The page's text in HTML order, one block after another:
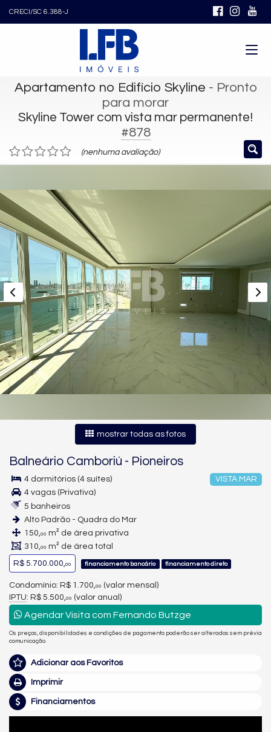
CRECI/SC 6.388-J
Apartamento no Edifício Skyline - Pronto
para morar
Skyline Tower com vista mar permanente!
#878
(nenhuma avaliação)
mostrar todas as fotos
Balneário Camboriú - Pioneiros
VISTA MAR
4 dormitórios (4 suítes)
4 vagas (Privativa)
5 banheiros
Alto Padrão - Quadra do Mar
150,00 m² de área privativa
310,00 m² de área total
R$ 5.700.000,00 financiamento bancário financiamento direto
Condomínio: R$ 1.700, 00 (valor mensal)
IPTU: R$ 5.500, 00 (valor anual)
Agendar Visita com Fernando Butzge
Os preços, disponibilidades e condições de pagamento poderão ser alterados sem prévia
comunicação.
Adicionar aos Favoritos
Imprimir
Financiamentos